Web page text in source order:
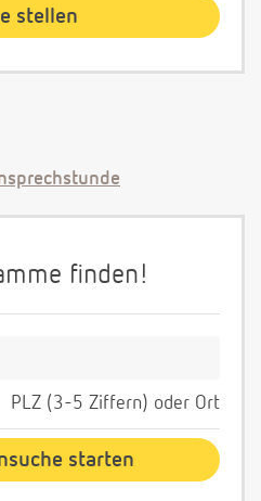
finden!
PLZ (3-5 Ziffern) oder Ort